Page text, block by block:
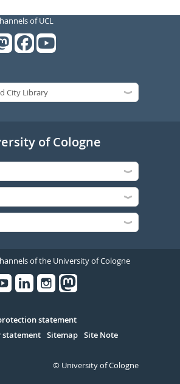
of UCL
of Cologne
of the University of Cologne
statement
statement Sitemap Site Note
© University of Cologne